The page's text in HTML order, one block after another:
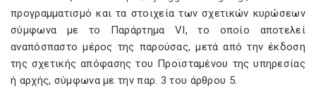
προγραμματισμό και τα στοιχεία των σχετικών κυρώσεων
σύμφωνα με το Παράρτημα VI, το οποίο αποτελεί
αναπόσπαστο μέρος της παρούσας, μετά από την έκδοση
της σχετικής απόφασης του Προϊσταμένου της υπηρεσίας
ή αρχής, σύμφωνα με την παρ. 3 του άρθρου 5.